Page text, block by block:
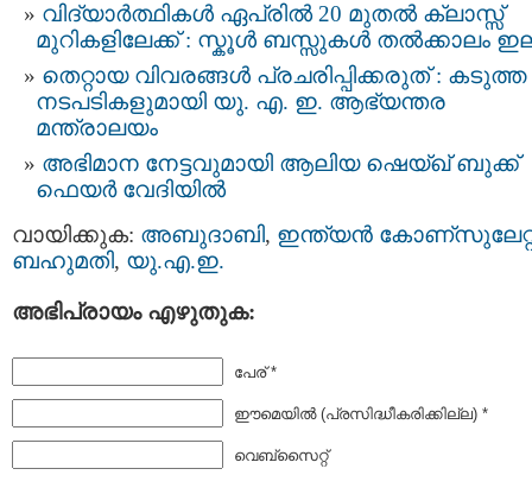
വിദ്യാർത്ഥികൾ ഏപ്രിൽ 20 മുതൽ ക്ലാസ്സ്‌
മുറികളിലേക്ക് : സ്കൂള്‍ ബസ്സുകള്‍ തല്‍ക്കാലം
തെറ്റായ വിവരങ്ങൾ പ്രചരിപ്പിക്കരുത് : കടുത്ത
നടപടികളുമായി യു. എ. ഇ. ആഭ്യന്തര
മന്ത്രാലയം
അഭിമാന നേട്ടവുമായി ആലിയ ഷെയ്ഖ് ബുക്ക്
ഫെയർ വേദിയിൽ
വായിക്കുക: അബുദാബി, ഇന്ത്യന്‍
ബഹുമതി, യു.എ.ഇ.
അഭിപ്രായം എഴുതുക:
പേര് *
ഈമെയില്‍ (പ്രസിദ്ധീകരിക്കില്ല) *
വെബ്സൈറ്റ്